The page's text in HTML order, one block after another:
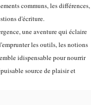
communs, les différences,
d'écriture.
une aventure qui éclaire
les outils, les notions
idispensable pour nourrir
source de plaisir et